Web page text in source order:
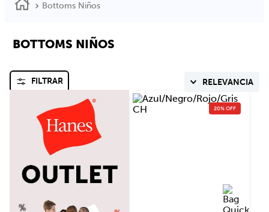
Bottoms Niños
BOTTOMS NIÑOS
FILTRAR RELEVANCIA
20% OFF